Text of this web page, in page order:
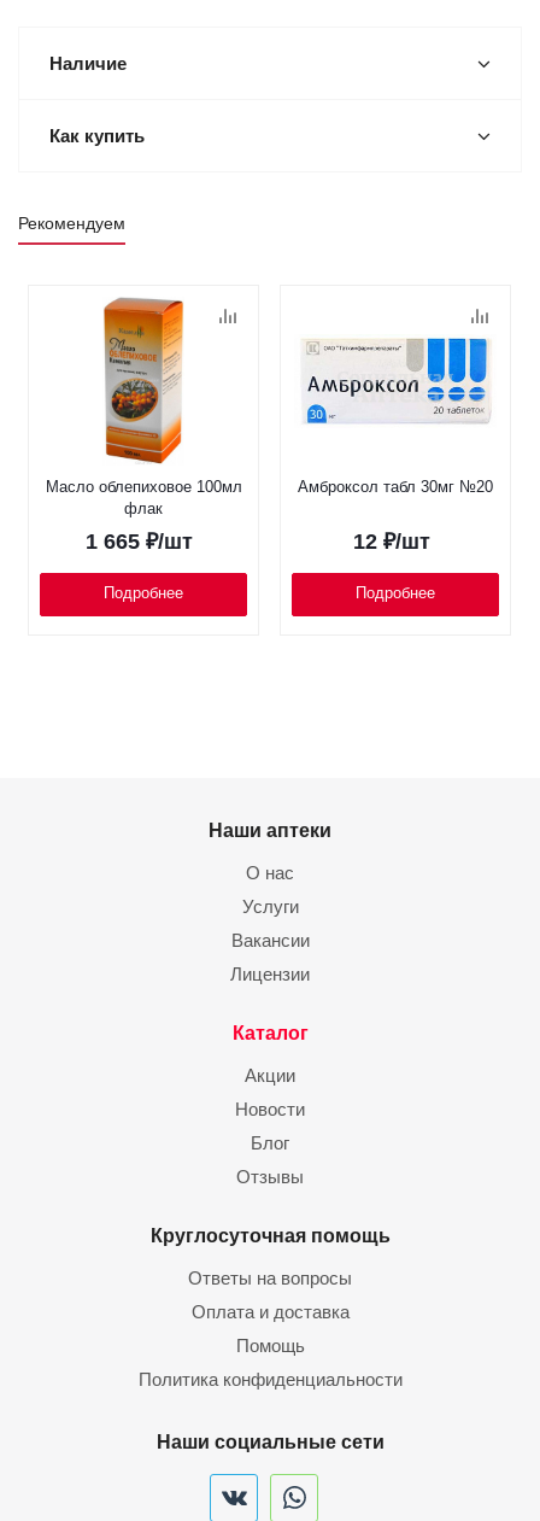
Наличие
Как купить
Рекомендуем
Масло облепиховое 100мл
флак
1 665 ₽/шт
Подробнее
Амброксол табл 30мг №20
12₽/шт
Подробнее
Наши аптеки
О нас
Услуги
Вакансии
Лицензии
Каталог
Акции
Новости
Блог
Отзывы
Круглосуточная помощь
Ответы на вопросы
Оплата и доставка
Помощь
Политика конфиденциальности
Наши социальные сети